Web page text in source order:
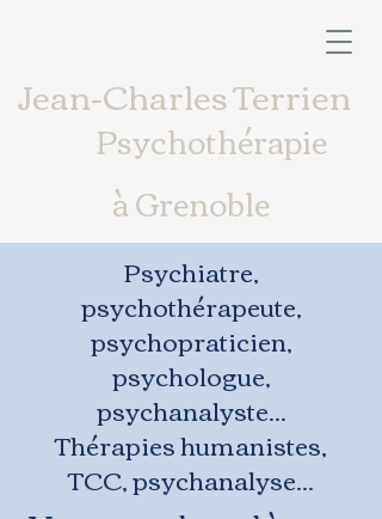
Jean-Charles Terrien
à Grenoble
Psychothérapie
Psychiatre,
psychothérapeute,
psychopraticien,
psychologue,
psychanalyste...
Thérapies humanistes,
TCC, psychanalyse...